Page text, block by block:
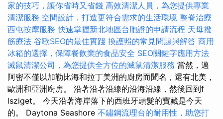
家的技巧，讓你省時又省錢 高效清潔人員，為您提供專業
清潔服務 空間設計，打造更符合需求的生活環境 整脊治療
西屯按摩服務快速掌握新北地區台胞證的申請流程 天母撥
筋療法 谷歌SEO的最佳實踐 換護照的常見問題與解答 商用
冰箱的選擇，保障餐飲業的食品安全 SEO關鍵字應用方法
滅鼠清潔公司，為您提供全方位的滅鼠清潔服務 當然，邁
阿密不僅以加勒比海和拉丁美洲的廚房而聞名，還有北美，
歐洲和亞洲廚房。 沿著沿著沿線的沿海沿線，然後回到f
lsziget。 今天沿著海岸落下的西班牙頭髮的寶藏是今天
的。 Daytona Seashore 不鏽鋼流理台的耐用性，助您打